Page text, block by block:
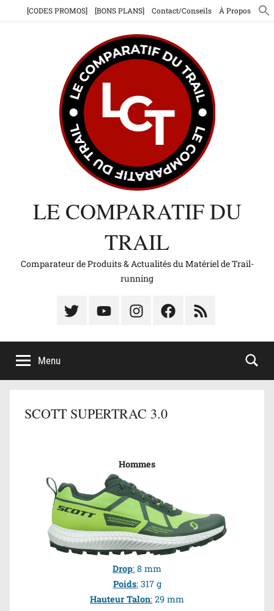
[CODES PROMOS] [BONS PLANS] Contact/Conseils À Propos
LE COMPARATIF DU
TRAIL
Comparateur de Produits & Actualités du Matériel de Trail-
running
Élément
menu
Élément
menu
Élément
menu
Élément
menu
Élément
menu
Menu
SCOTT SUPERTRAC 3.0
Hommes
Drop: 8 mm
Poids:317 g
Hauteur Talon: 29 mm